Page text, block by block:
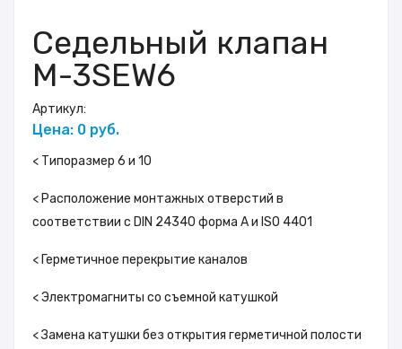
Cедельный клапан
M-3SEW6
Артикул:
Цена: 0 руб.
< Типоразмер 6 и 10
< Расположение монтажных отверстий в
соответствии с DIN 24340 форма A и ISO 4401
< Герметичное перекрытие каналов
< Электромагниты со съемной катушкой
< Замена катушки без открытия герметичной полости